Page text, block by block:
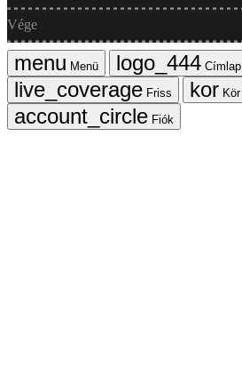
Vége
Menü
Címlap
Friss
Kör
Fiók